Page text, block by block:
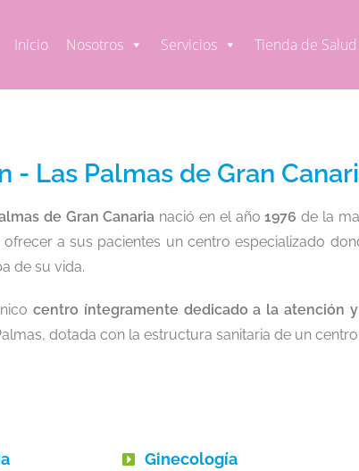
Inicio Nosotros Servicios Tienda de Salud
- Las Palmas de Gran
de Gran Canaria nació en el año1976 de la
a sus pacientes un centro especializado
de su vida.
centro íntegramente dedicado a la atención
dotada con la estructura sanitaria de un
Ginecología